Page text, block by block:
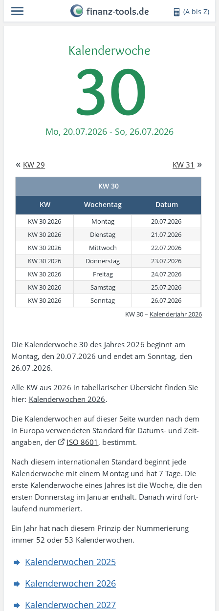
finanz-tools.de (A bis Z)
Kalenderwoche
30
Mo, 20.07.2026 - So, 26.07.2026
« KW 29 KW 31 »
KW 30
KW
Wochentag Datum
KW 30 2026 Montag
20.07.2026
KW 30 2026
Dienstag
21.07.2026
KW 30 2026
Mittwoch
22.07.2026
KW 30 2026
Donnerstag
23.07.2026
KW 30 2026
Freitag
24.07.2026
KW 30 2026
Samstag
25.07.2026
KW 30 2026
Sonntag
26.07.2026
KW 30 – Kalenderjahr 2026
Die Kalenderwoche 30 des Jahres 2026 beginnt am
Montag, den 20.07.2026 und endet am Sonntag, den
26.07.2026.
Alle KW aus 2026 in tabellarischer Übersicht finden Sie
hier: Kalenderwochen 2026.
Die Kalenderwochen auf dieser Seite wurden nach dem
in Europa verwen­deten Standard für Datums- und Zeit­
angaben, der
ISO 8601 , bestimmt.
Nach diesem inter­natio­nalen Stan­dard beginnt jede
Kalenderwoche mit einem Montag und hat 7 Tage. Die
erste Kalender­woche eines Jahres ist die Woche, die den
ersten Donner­stag im Januar enthält. Danach wird fort­
laufend nummeriert.
Ein Jahr hat nach diesem Prinzip der Nummerierung
immer 52 oder 53 Kalenderwochen.
Kalenderwochen 2025
Kalenderwochen 2026
Kalenderwochen 2027